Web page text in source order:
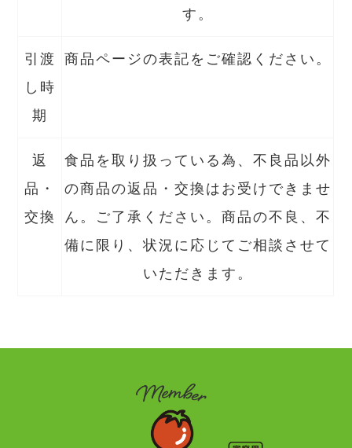
す。
引渡
し時
期
商品ページの表記をご確認ください。
返
品・
交換
食品を取り扱っている為、不良品以外
の商品の返品・交換はお受けできませ
ん。ご了承ください。商品の不良、不
備に限り、状況に応じてご相談させて
いただきます。